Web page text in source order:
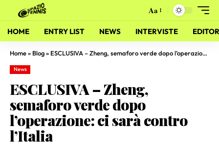
Aa
HOME ENTRY LIST NEWS INTERVISTE
Home» Blog» ESCLUSIVA – Zheng, semaforo verde dopo l’operazione: ci sarà contro l’Italia
News
ESCLUSIVA – Zheng,
semaforo verde dopo
l’operazione: ci sarà contro
l’Italia